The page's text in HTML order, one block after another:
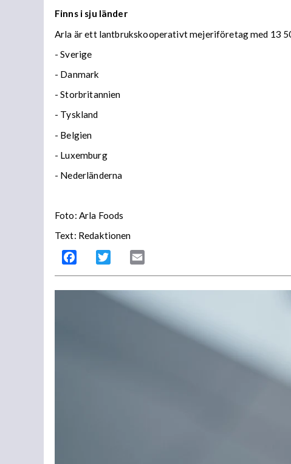
Finns i sju länder
Arla är ett lantbrukskooperativt mejeriföretag med 13
- Sverige
- Danmark
- Storbritannien
- Tyskland
- Belgien
- Luxemburg
- Nederländerna
Foto: Arla Foods
Text: Redaktionen
Facebook Twitter